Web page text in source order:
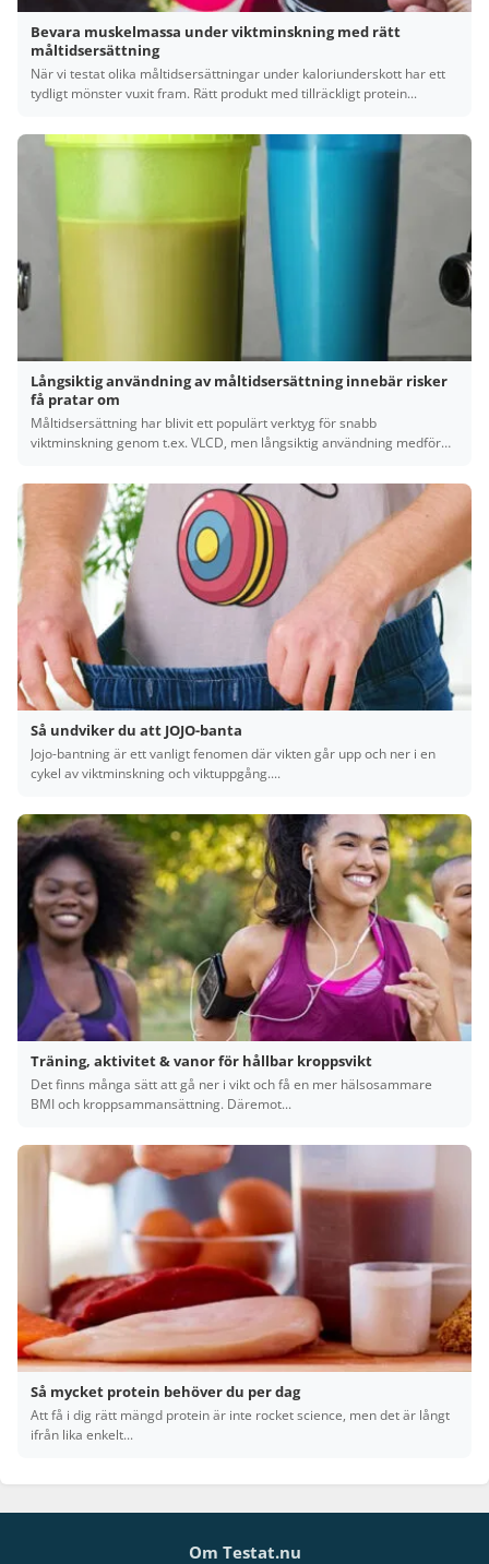
Bevara muskelmassa under viktminskning med rätt
måltidsersättning
När vi testat olika måltidsersättningar under kaloriunderskott har ett
tydligt mönster vuxit fram. Rätt produkt med tillräckligt protein...
Långsiktig användning av måltidsersättning innebär risker
få pratar om
Måltidsersättning har blivit ett populärt verktyg för snabb
viktminskning genom t.ex. VLCD, men långsiktig användning medför
Så undviker du att JOJO-banta
Jojo-bantning är ett vanligt fenomen där vikten går upp och ner i en
cykel av viktminskning och viktuppgång....
Träning, aktivitet & vanor för hållbar kroppsvikt
Det finns många sätt att gå ner i vikt och få en mer hälsosammare
BMI och kroppsammansättning. Däremot...
Så mycket protein behöver du per dag
Att få i dig rätt mängd protein är inte rocket science, men det är långt
ifrån lika enkelt...
Om Testat.nu